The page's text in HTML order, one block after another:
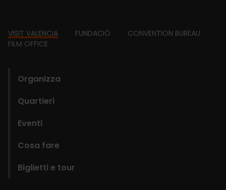
Footer
VISIT VALENCIA FUNDACIÓ
CONVENTION BUREAU
FILM OFFICE
Organizza
Quartieri
Eventi
Cosa fare
Biglietti e tour